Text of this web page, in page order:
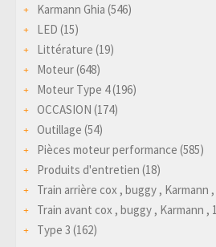
Karmann Ghia (546)
LED (15)
Littérature (19)
Moteur(648)
Moteur Type 4(196)
OCCASION (174)
Outillage (54)
Pièces moteur performance (585)
Produits d'entretien (18)
Train arrière cox , buggy , Karmann ,
Train avant cox , buggy , Karmann ,
Type 3 (162)